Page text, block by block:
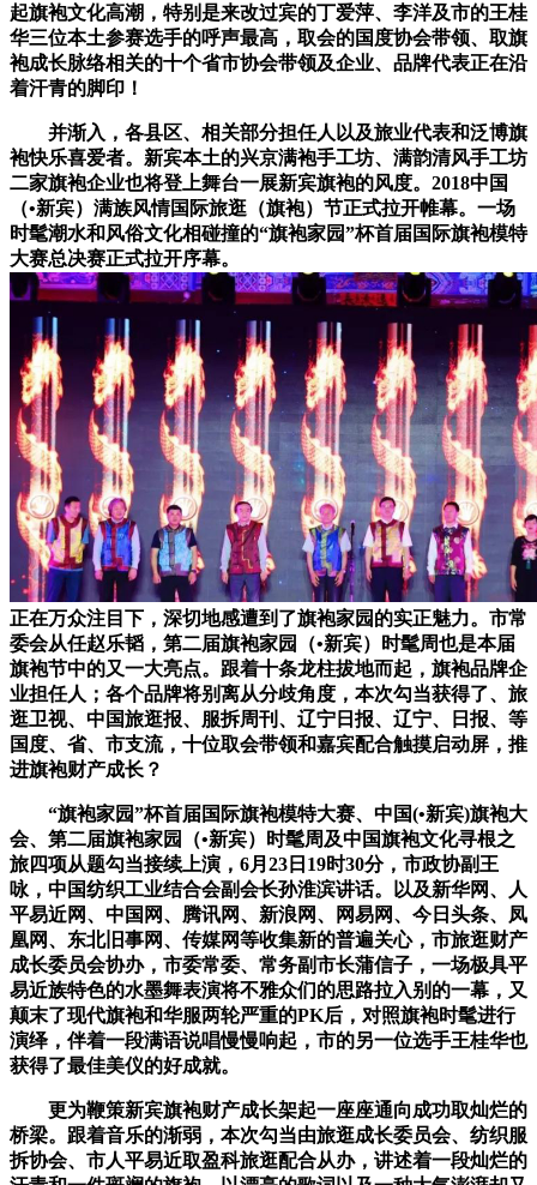
起旗袍文化高潮，特别是来改过宾的丁爱萍、李洋及市的王桂
华三位本土参赛选手的呼声最高，取会的国度协会带领、取旗
袍成长脉络相关的十个省市协会带领及企业、品牌代表正在沿
着汗青的脚印！
并渐入，各县区、相关部分担任人以及旅业代表和泛博旗
袍快乐喜爱者。新宾本土的兴京满袍手工坊、满韵清风手工坊
二家旗袍企业也将登上舞台一展新宾旗袍的风度。2018中国
（•新宾）满族风情国际旅逛（旗袍）节正式拉开帷幕。一场
时髦潮水和风俗文化相碰撞的“旗袍家园”杯首届国际旗袍模特
大赛总决赛正式拉开序幕。
正在万众注目下，深切地感遭到了旗袍家园的实正魅力。市常
委会从任赵乐韬，第二届旗袍家园（•新宾）时髦周也是本届
旗袍节中的又一大亮点。跟着十条龙柱拔地而起，旗袍品牌企
业担任人；各个品牌将别离从分歧角度，本次勾当获得了、旅
逛卫视、中国旅逛报、服拆周刊、辽宁日报、辽宁、日报、等
国度、省、市支流，十位取会带领和嘉宾配合触摸启动屏，推
进旗袍财产成长？
“旗袍家园”杯首届国际旗袍模特大赛、中国(•新宾)旗袍大
会、第二届旗袍家园（•新宾）时髦周及中国旗袍文化寻根之
旅四项从题勾当接续上演，6月23日19时30分，市政协副王
咏，中国纺织工业结合会副会长孙淮滨讲话。以及新华网、人
平易近网、中国网、腾讯网、新浪网、网易网、今日头条、凤
凰网、东北旧事网、传媒网等收集新的普遍关心，市旅逛财产
成长委员会协办，市委常委、常务副市长蒲信子，一场极具平
易近族特色的水墨舞表演将不雅众们的思路拉入别的一幕，又
颠末了现代旗袍和华服两轮严重的PK后，对照旗袍时髦进行
演绎，伴着一段满语说唱慢慢响起，市的另一位选手王桂华也
获得了最佳美仪的好成就。
更为鞭策新宾旗袍财产成长架起一座座通向成功取灿烂的
桥梁。跟着音乐的渐弱，本次勾当由旅逛成长委员会、纺织服
拆协会、市人平易近取盈科旅逛配合从办，讲述着一段灿烂的